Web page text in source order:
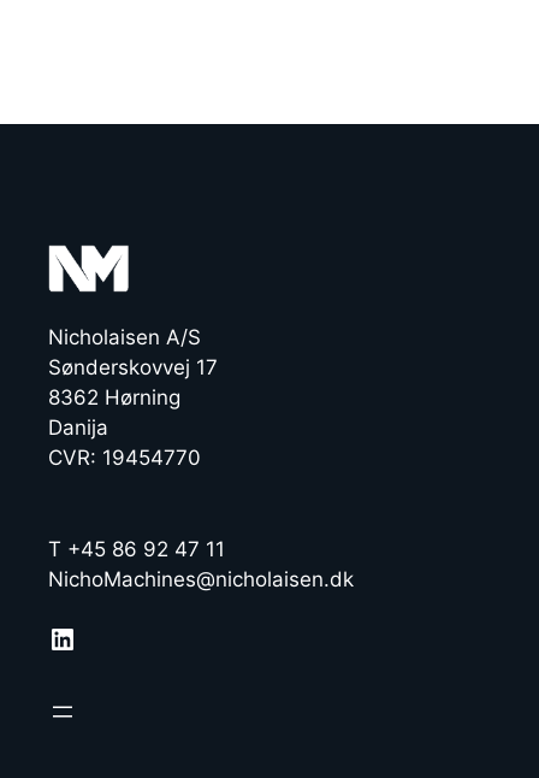
Nicholaisen A/S
Sønderskovvej 17
8362 Hørning
Danija
CVR: 19454770
T +45 86 92 47 11
NichoMachines@nicholaisen.dk
LinkedIn